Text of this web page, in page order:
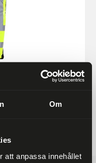
Om
att anpassa innehållet